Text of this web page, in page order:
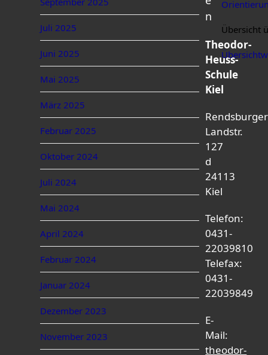
Übersicht
Juli 2025
Juni 2025
Mai 2025
März 2025
Februar 2025
Oktober 2024
Juli 2024
Mai 2024
April 2024
Februar 2024
Januar 2024
Dezember 2023
November 2023
n
Theodor-
Heuss-
Schule
Kiel
Rendsburger
Landstr.
127
d
24113
Kiel
Telefon:
0431-
22039810
Telefax:
0431-
22039849
E-
Mail:
theodor-